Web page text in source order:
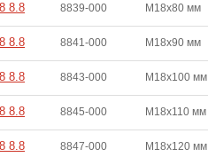
8.8 8839-000 M18x80 мм
8.8 8841-000 M18x90 мм
8.8 8843-000 M18x100 мм
8.8 8845-000 M18x110 мм
8.8 8847-000 M18x120 мм